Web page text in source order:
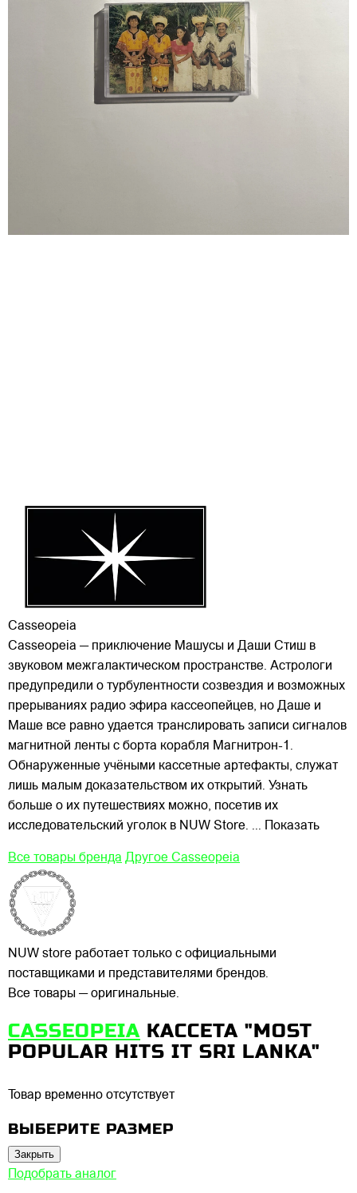
Casseopeia
Casseopeia — приключение Машусы и Даши Стиш в
звуковом межгалактическом пространстве. Астрологи
предупредили о турбулентности созвездия и возможных
прерываниях радио эфира кассеопейцев, но Даше и
Маше все равно удается транслировать записи сигналов
магнитной ленты с борта корабля Магнитрон-1.
Обнаруженные учёными кассетные артефакты, служат
лишь малым доказательством их открытий. Узнать
больше о их путешествиях можно, посетив их
исследовательский уголок в NUW Store. ... Показать
Все товары бренда Другое Casseopeia
NUW store работает только с официальными
поставщиками и представителями брендов.
Все товары — оригинальные.
CASSEOPEIA КАССЕТА "MOST
POPULAR HITS IT SRI LANKA"
Товар временно отсутствует
ВЫБЕРИТЕ РАЗМЕР
Закрыть
Подобрать аналог